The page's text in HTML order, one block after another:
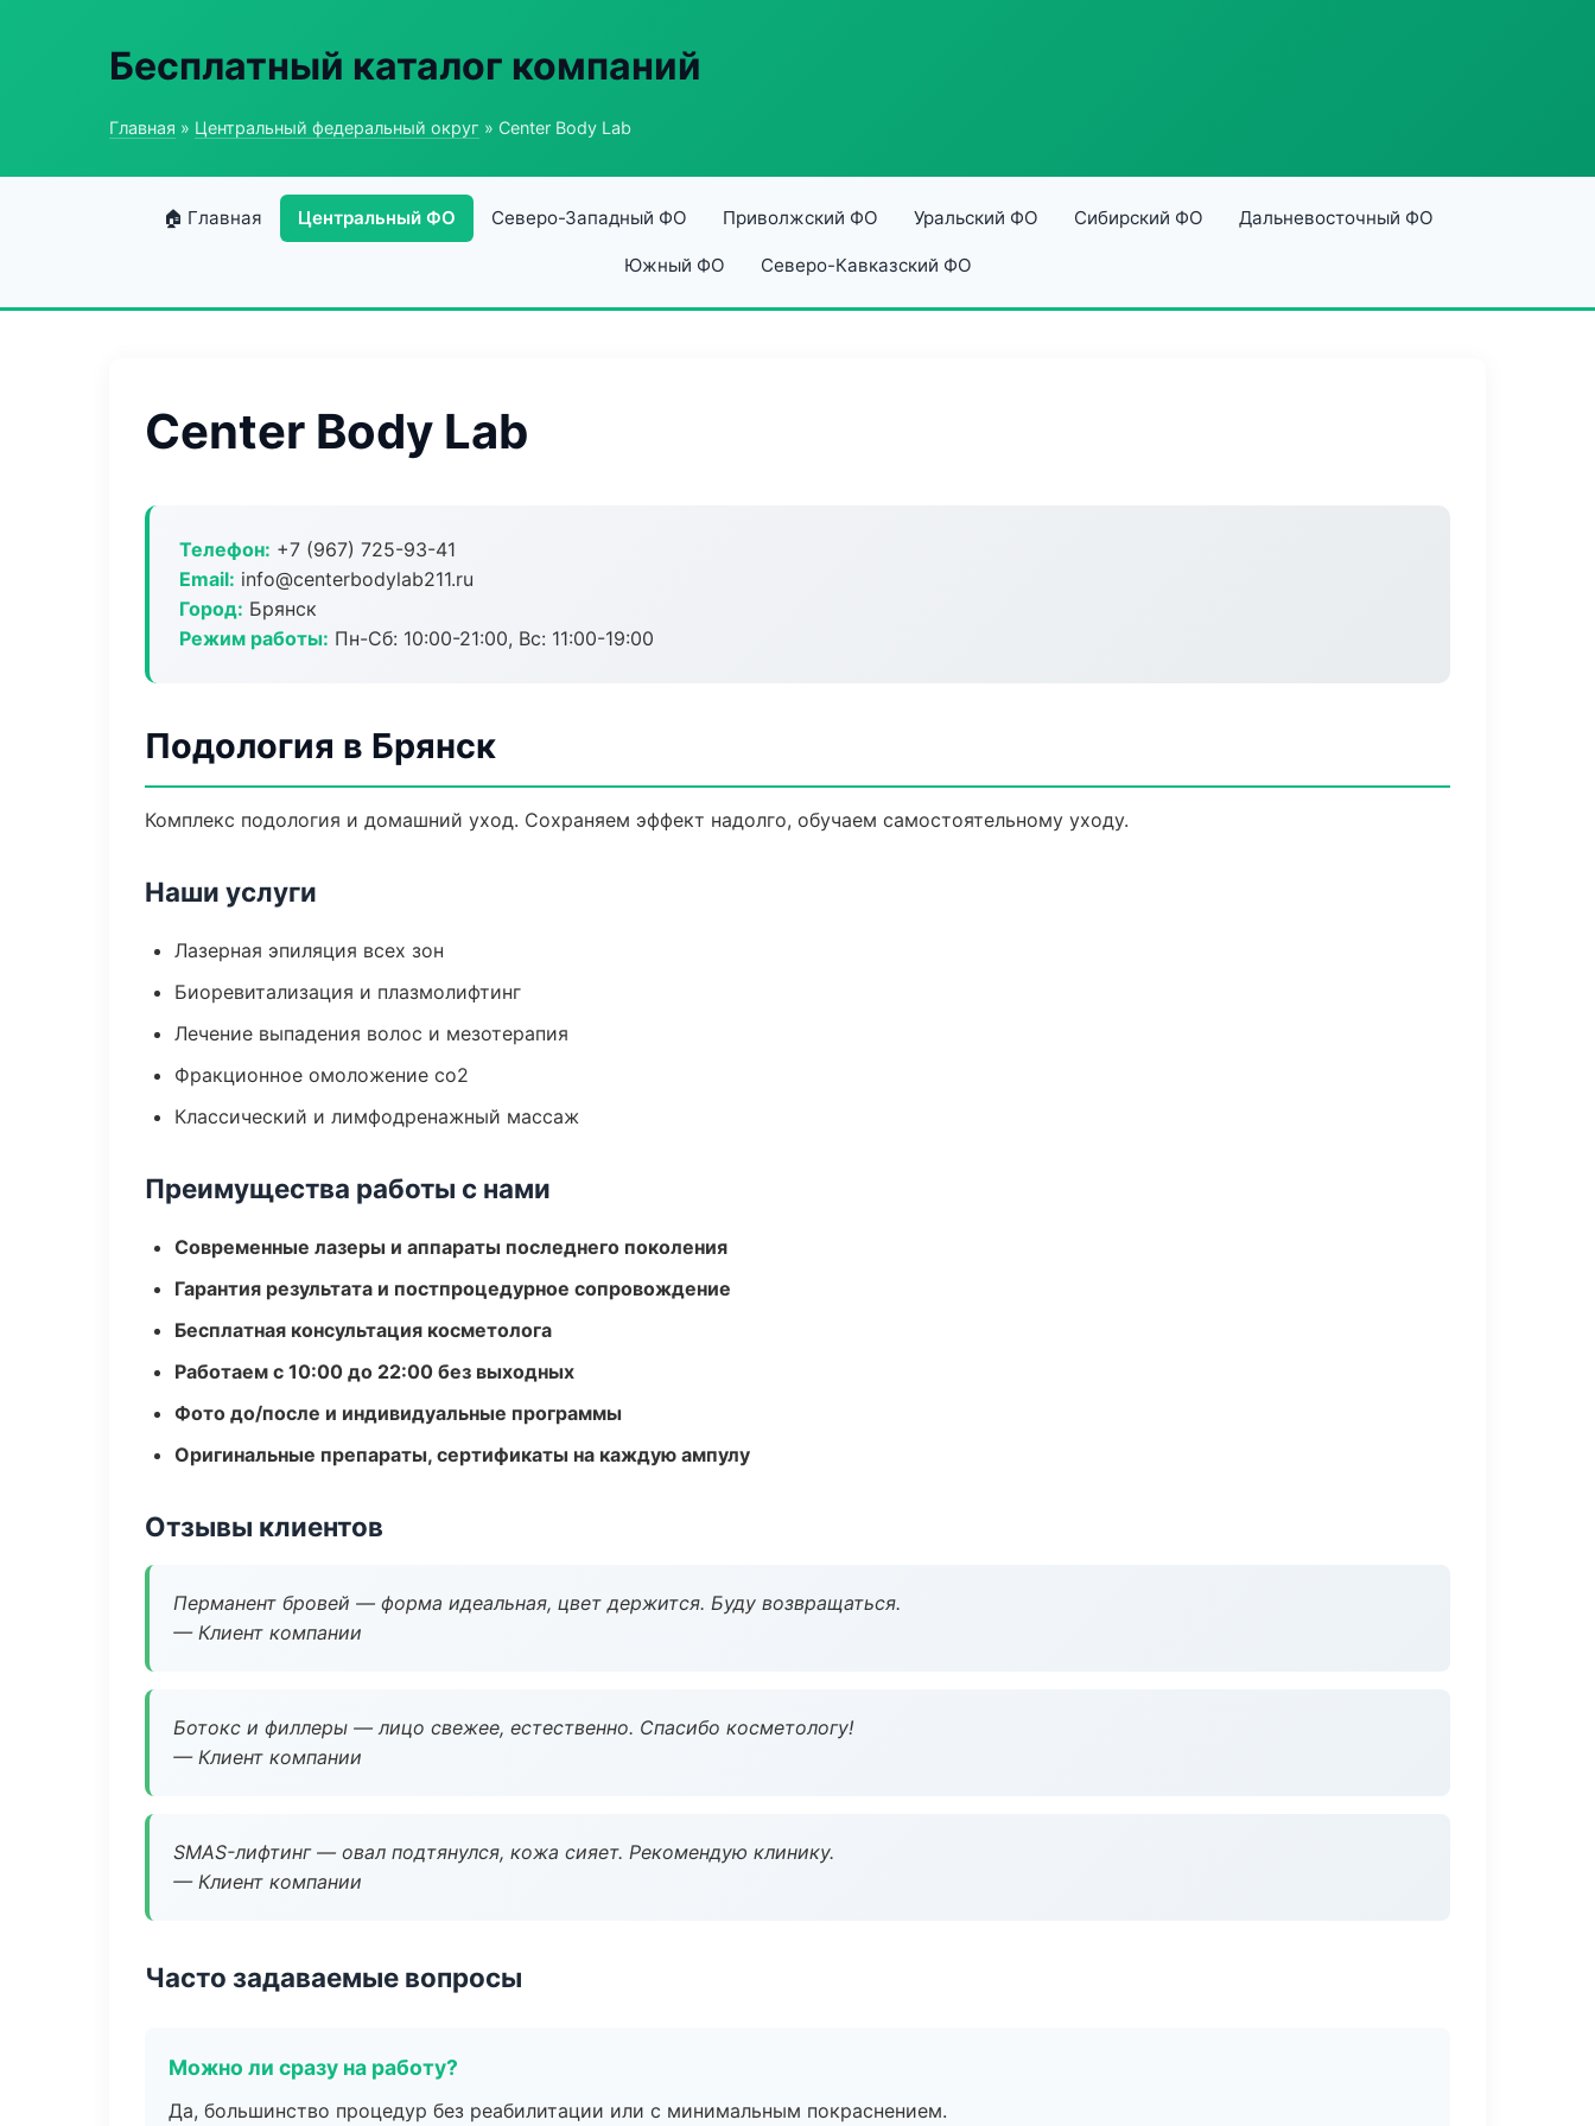
Бесплатный каталог компаний
Главная » Центральный федеральный округ » Center Body Lab
🏠 Главная Центральный ФО Северо-Западный ФО Приволжский ФО Уральский ФО Сибирский ФО Дальневосточный ФО
Южный ФО Северо-Кавказский ФО
Center Body Lab
Телефон: +7 (967) 725-93-41
Email: info@centerbodylab211.ru
Город: Брянск
Режим работы: Пн-Сб: 10:00-21:00, Вс: 11:00-19:00
Подология в Брянск
Комплекс подология и домашний уход. Сохраняем эффект надолго, обучаем самостоятельному уходу.
Наши услуги
Лазерная эпиляция всех зон
Биоревитализация и плазмолифтинг
Лечение выпадения волос и мезотерапия
Фракционное омоложение co2
Классический и лимфодренажный массаж
Преимущества работы с нами
Современные лазеры и аппараты последнего поколения
Гарантия результата и постпроцедурное сопровождение
Бесплатная консультация косметолога
Работаем с 10:00 до 22:00 без выходных
Фото до/после и индивидуальные программы
Оригинальные препараты, сертификаты на каждую ампулу
Отзывы клиентов
Перманент бровей — форма идеальная, цвет держится. Буду возвращаться.
— Клиент компании
Ботокс и филлеры — лицо свежее, естественно. Спасибо косметологу!
— Клиент компании
SMAS-лифтинг — овал подтянулся, кожа сияет. Рекомендую клинику.
— Клиент компании
Часто задаваемые вопросы
Можно ли сразу на работу?
Да, большинство процедур без реабилитации или с минимальным покраснением.